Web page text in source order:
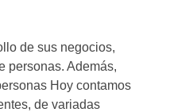
de sus negocios,
personas. Además,
Hoy contamos
de variadas